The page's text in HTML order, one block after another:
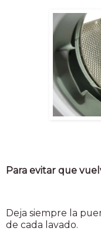
Para evitar que
Deja siempre la
de cada lavado.